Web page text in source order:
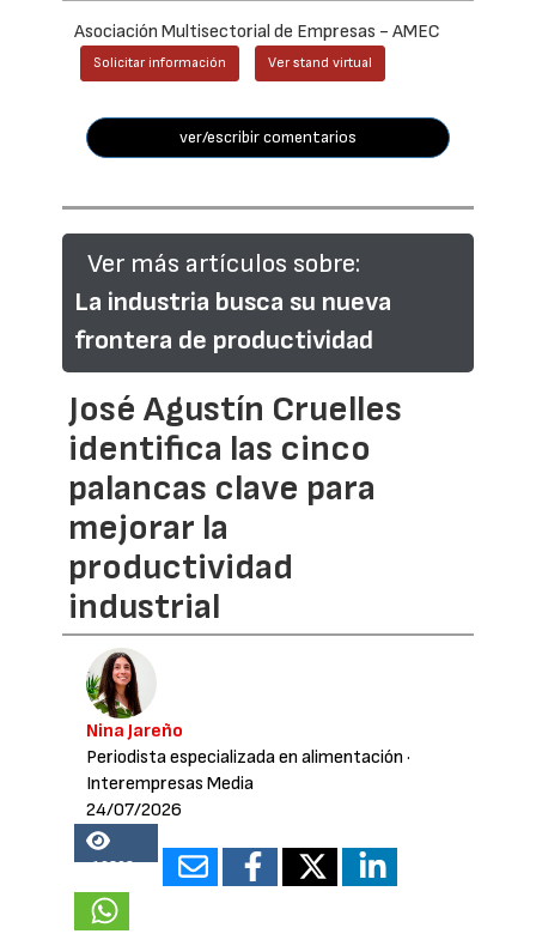
Asociación Multisectorial de Empresas - AMEC
Solicitar información Ver stand virtual
ver/escribir comentarios
Ver más artículos sobre:
La industria busca su nueva
frontera de productividad
José Agustín Cruelles
identifica las cinco
palancas clave para
mejorar la
productividad
industrial
Nina Jareño
Periodista especializada en alimentación ·
Interempresas Media
24/07/2026
19308